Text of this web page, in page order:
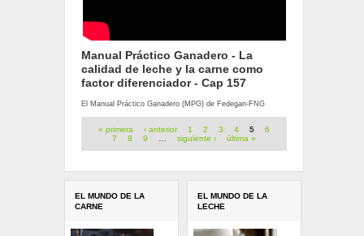
Manual Práctico Ganadero - La
calidad de leche y la carne como
factor diferenciador - Cap 157
El Manual Práctico Ganadero (MPG) de Fedegan-FNG
Páginas
« primera ‹ anterior 1 2 3 4 5
6
7
8 9 … siguiente › última »
EL MUNDO DE LA
CARNE
EL MUNDO DE LA
LECHE